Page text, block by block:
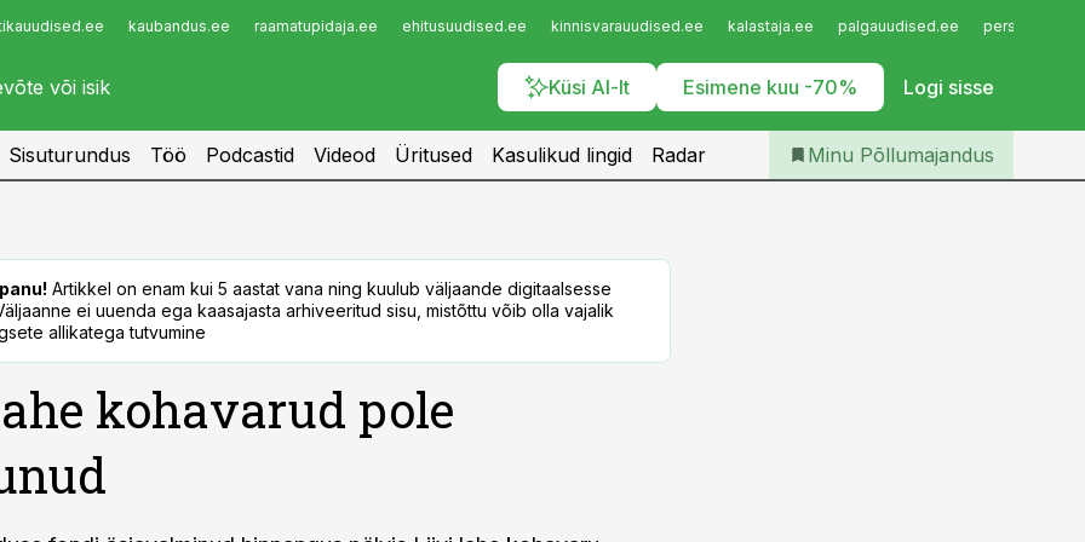
kaubandus.ee raamatupidaja.ee ehitusuudised.ee kinnisvarauudised.ee kalastaja.ee palgauudised.ee
Küsi AI-lt Esimene kuu -70% Logi sisse
Infopank
Iseteenindus
Telli Põllumajandus
Sisuturundus Töö Podcastid Videod Üritused Kasulikud lingid Radar Minu Põllumajandus
Artikkel on enam kui 5 aastat vana ning kuulub väljaande digitaalsesse
ei uuenda ega kaasajasta arhiveeritud sisu, mistõttu võib olla vajalik
allikatega tutvumine
kohavarud pole